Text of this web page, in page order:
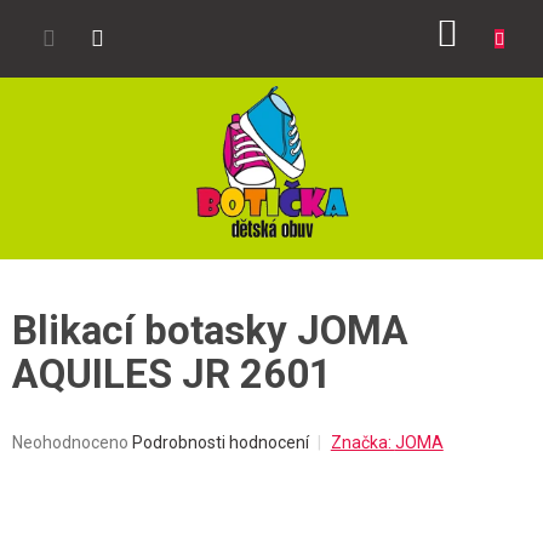
Blikací botasky JOMA
AQUILES JR 2601
Průměrné
Neohodnoceno Podrobnosti hodnocení Značka: JOMA